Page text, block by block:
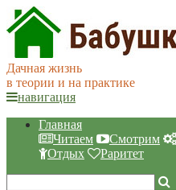
Дачная жизнь
в теории и на практике
навигация
Главная
Читаем
Смотрим
Отдых
Раритет